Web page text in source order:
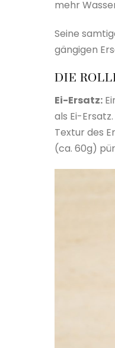
mehr
Seine
gängigen
DIE
Ei-Ersatz:
als Ei-
Textur des
(ca. 60g)